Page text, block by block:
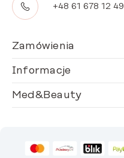
+48 61 678 12 49
Zamówienia
Informacje
Med&Beauty